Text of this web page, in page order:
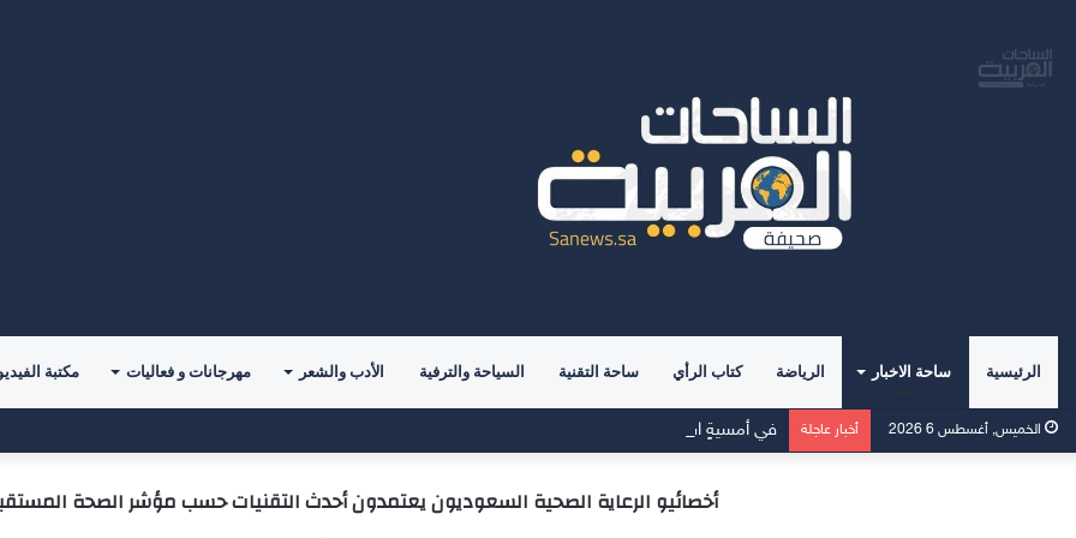
الرئيسية ساحة الاخبار الرياضة كتاب الرأي ساحة التقنية السياحة والترفية الأدب والشعر مهرجانات و فعاليات مكتبة
الخميس, أغسطس 6 2026 أخبار عاجلة في أمسيةٍ استثنائية.. “القيم العليا” تقود المشاركين نحو إعادة تعريف معايير اختيار شريك الحياة
أخصائيو الرعاية الصحية السعوديون يعتمدون أحدث التقنيات حسب مؤشر الصحة المستقبلية 2020 من